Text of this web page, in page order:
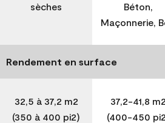
sèches
Béton,
Maçonnerie,
Rendement en surface
32,5 à 37,2 m2
(350 à 400 pi2)
37,2-41,8 m2
(400-450